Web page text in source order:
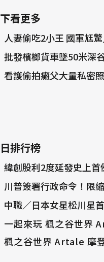
看更多
人妻偷吃2小王 國軍尪
批發檳榔貨車墜50米深
看護偷拍癱父大量私密
排行榜
緯創股利2度延發史上
川普簽署行政命令！限
中職／日本女星松川星
一起來玩 楓之谷世界
楓之谷世界 Artale 摩